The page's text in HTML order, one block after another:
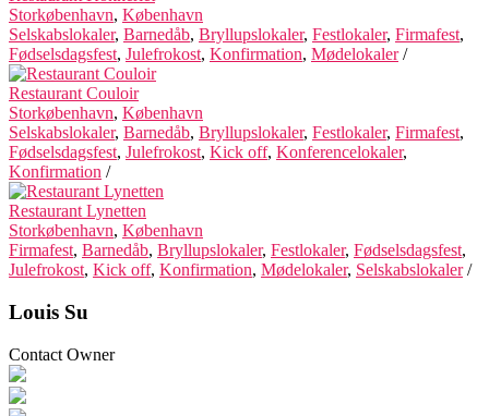
Storkøbenhavn, København
Selskabslokaler, Barnedåb, Bryllupslokaler, Festlokaler, Firmafest,
Fødselsdagsfest, Julefrokost, Konfirmation, Mødelokaler/
Restaurant Couloir
Storkøbenhavn, København
Selskabslokaler, Barnedåb, Bryllupslokaler, Festlokaler, Firmafest,
Fødselsdagsfest, Julefrokost, Kick off, Konferencelokaler,
Konfirmation /
Restaurant Lynetten
Storkøbenhavn, København
Firmafest, Barnedåb, Bryllupslokaler, Festlokaler, Fødselsdagsfest,
Julefrokost, Kick off, Konfirmation, Mødelokaler, Selskabslokaler/
Louis Su
Contact Owner